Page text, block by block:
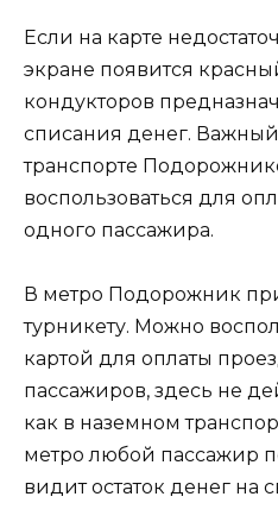
Если на карте
экране появится
кондукторов
списания денег.
транспорте
воспользоваться для
одного пассажира.
В метро Подорожник
турникету. Можно
картой для оплаты
пассажиров, здесь не
как в наземном
метро любой пассажир
видит остаток денег на